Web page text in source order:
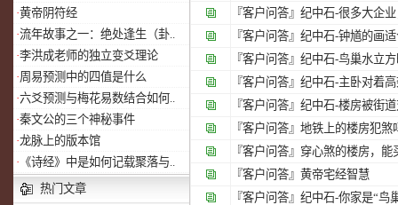
·黄帝阴符经
·流年故事之一：绝处逢生（卦..
·李洪成老师的独立变爻理论
·周易预测中的四值是什么
·六爻预测与梅花易数结合如何..
·秦文公的三个神秘事件
·龙脉上的版本馆
· 《诗经》中是如何记载聚落与..
热门文章
『客户问答』 纪中石-很多大企
『客户问答』 纪中石-钟馗的画
『客户问答』 纪中石-鸟巢水立
『客户问答』 纪中石-主卧对着
『客户问答』 纪中石-楼房被街
『客户问答』 地铁上的楼房犯煞
『客户问答』 穿心煞的楼房，能
『客户问答』 黄帝宅经智慧
『客户问答』 纪中石-你家是“鸟